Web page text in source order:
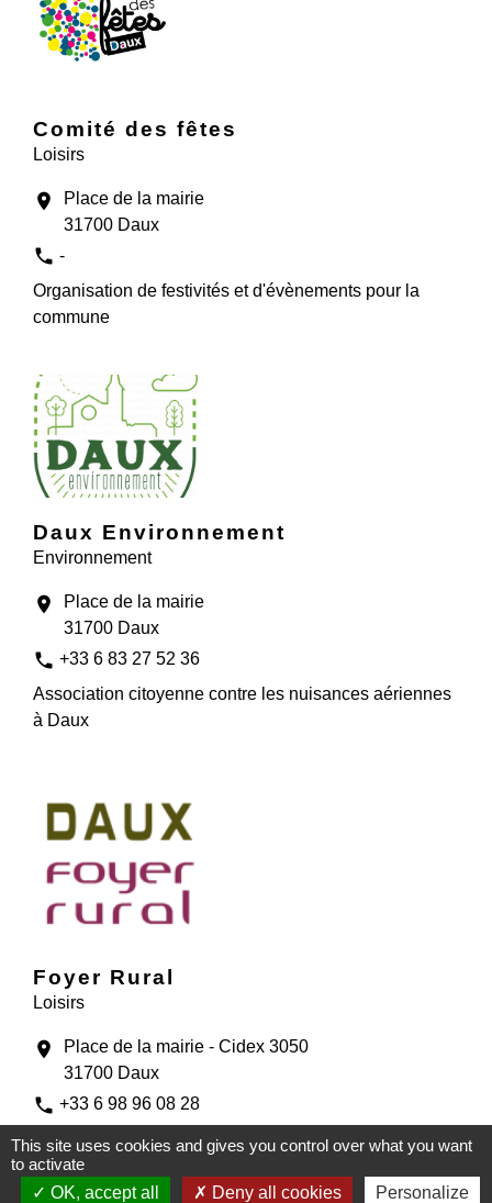
Comité des fêtes
Loisirs
location_on
Place de la mairie
31700 Daux
phone -
Organisation de festivités et d'évènements pour la
commune
Daux Environnement
Environnement
location_on
Place de la mairie
31700 Daux
phone +33 6 83 27 52 36
Association citoyenne contre les nuisances aériennes
à Daux
Foyer Rural
Loisirs
location_on
Place de la mairie - Cidex 3050
31700 Daux
phone +33 6 98 96 08 28
Développer les activités de temps libre récréative,
culturelle, sportive
This site uses cookies and gives you control over what you want
to activate
OK, accept all
Deny all cookies Personalize